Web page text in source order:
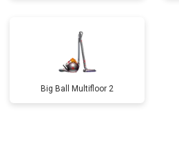
Big Ball Multifloor 2